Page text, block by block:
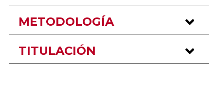
METODOLOGÍA
TITULACIÓN